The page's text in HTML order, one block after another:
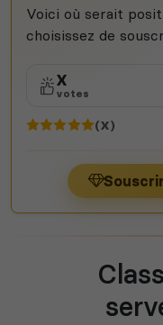
Voici où serait
choisissez de
X
votes
(X)